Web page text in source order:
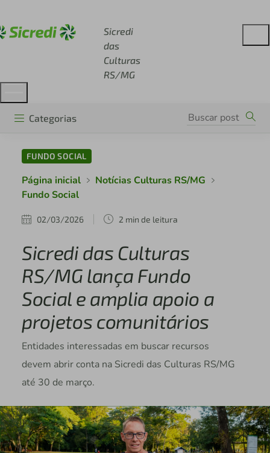
Sicredi
das
Culturas
RS/MG
Categorias
FUNDO SOCIAL
Página inicial
Notícias Culturas RS/MG
Fundo Social
02/03/2026 2 min de leitura
Sicredi das Culturas
RS/MG lança Fundo
Social e amplia apoio a
projetos comunitários
Entidades interessadas em buscar recursos
devem abrir conta na Sicredi das Culturas RS/MG
até 30 de março.